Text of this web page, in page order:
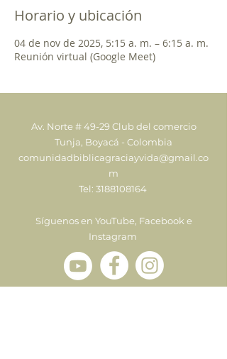
Horario y ubicación
04 de nov de 2025, 5:15 a. m. – 6:15 a. m.
Reunión virtual (Google Meet)
Av. Norte # 49-29 Club del comercio
Tunja, Boyacá - Colombia
comunidadbiblicagraciayvida@gmail.co
m
Tel: 3188108164
Síguenos en YouTube, Facebook e
Instagram